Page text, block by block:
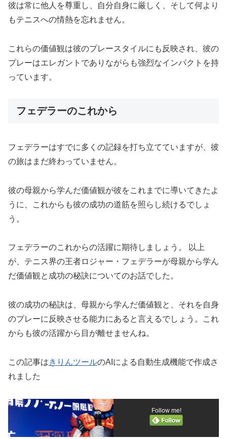
彼は常に他人を尊重し、自分自身に厳しく、そして何より
もテニスへの情熱を忘れません。
これらの価値観は彼のプレースタイルにも反映され、彼の
プレーはエレガントでありながらも強烈なインパクトを持
っています。
フェデラーのこれから
フェデラーはすでに多くの記録を打ち立てていますが、彼
の旅はまだ終わっていません。
彼の母親から学んだ価値観が彼をこれまでに導いてきたよ
うに、これからも彼の成功の道筋を照らし続けるでしょ
う。
フェデラーのこれからの活躍に期待しましょう。 以上
が、テニス界の王者ロジャー・フェデラーが母親から学ん
だ価値観と成功の秘訣についてのお話でした。
彼の成功の秘訣は、母親から学んだ価値観と、それを自身
のプレーに反映させる能力にあると言えるでしょう。これ
からも彼の活躍から目が離せませんね。
この記事はきりんツールのAIによる自動生成機能で作成さ
れました
Follow me!